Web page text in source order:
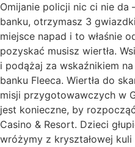
Omijanie policji nic ci nie
banku, otrzymasz 3
miejsce napad i to właśnie
pozyskać musisz wiertła.
i podążaj za wskaźnikiem
banku Fleeca. Wiertła do
misji przygotowawczych w
jest konieczne, by
Casino & Resort. Dzieci
wróżymy z kryształowej